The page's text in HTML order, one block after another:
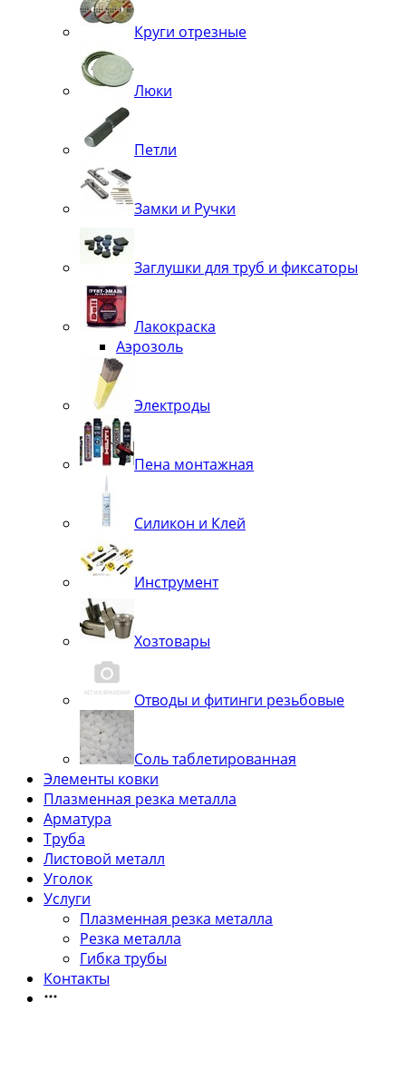
Круги отрезные
Люки
Петли
Замки и Ручки
Заглушки для труб и фиксаторы
Лакокраска
Аэрозоль
Электроды
Пена монтажная
Силикон и Клей
Инструмент
Хозтовары
Отводы и фитинги резьбовые
Соль таблетированная
Элементы ковки
Плазменная резка металла
Арматура
Труба
Листовой металл
Уголок
Услуги
Плазменная резка металла
Резка металла
Гибка трубы
Контакты